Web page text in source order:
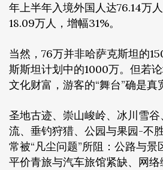
年上半年入境外国人达76.14万
18.09万人，增幅31%。
当然，76万并非哈萨克斯坦的
斯斯坦计划中的1000万。但若
文化财富，游客的“舞台”确是真
圣地古迹、崇山峻岭、冰川雪
流、垂钓狩猎、公园与果园-不
常被“凡尘问题”所阻：公路与景
平价青旅与汽车旅馆紧缺、网